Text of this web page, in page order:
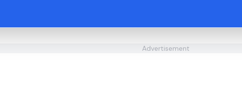
Advertisement